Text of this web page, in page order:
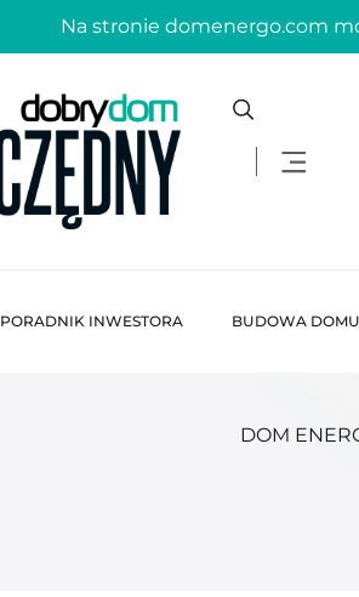
Na stronie domenergo.com
PORADNIK INWESTORA BUDOWA DOMU
DOM